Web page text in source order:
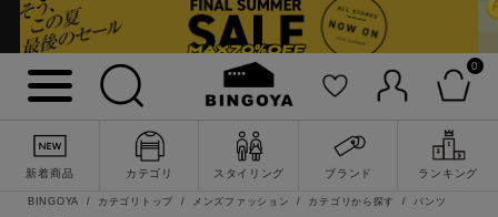
0
新着商品 カテゴリ スタイリング ブランド ランキング
キーワード
性別
LADIES
BINGOYA カテゴリトップ メンズファッション カテゴリから探す
パンツ